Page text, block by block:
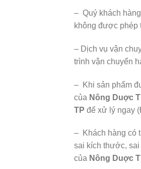
– Quý khách
không được phép
– Dịch vụ vận
trình vận chuyển
– Khi sản phẩm
của Nông Duợc
TP để xử lý ngay
– Khách hàng có
sai kích thước, sai
của Nông Duợc